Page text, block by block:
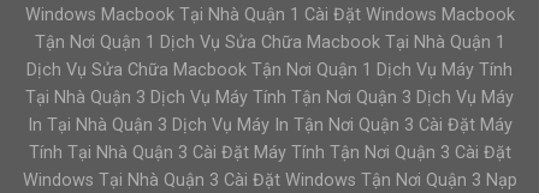
Windows Macbook Tại Nhà Quận 1 Cài Đặt Windows Macbook
Tận Nơi Quận 1 Dịch Vụ Sửa Chữa Macbook Tại Nhà Quận 1
Dịch Vụ Sửa Chữa Macbook Tận Nơi Quận 1 Dịch Vụ Máy Tính
Tại Nhà Quận 3 Dịch Vụ Máy Tính Tận Nơi Quận 3 Dịch Vụ Máy
In Tại Nhà Quận 3 Dịch Vụ Máy In Tận Nơi Quận 3 Cài Đặt Máy
Tính Tại Nhà Quận 3 Cài Đặt Máy Tính Tận Nơi Quận 3 Cài Đặt
Windows Tại Nhà Quận 3 Cài Đặt Windows Tận Nơi Quận 3 Nạp